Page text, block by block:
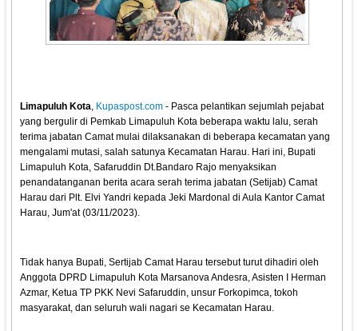
Limapuluh Kota, Kupaspost.com - Pasca pelantikan sejumlah pejabat
yang bergulir di Pemkab Limapuluh Kota beberapa waktu lalu, serah
terima jabatan Camat mulai dilaksanakan di beberapa kecamatan yang
mengalami mutasi, salah satunya Kecamatan Harau. Hari ini, Bupati
Limapuluh Kota, Safaruddin Dt.Bandaro Rajo menyaksikan
penandatanganan berita acara serah terima jabatan (Setijab) Camat
Harau dari Plt. Elvi Yandri kepada Jeki Mardonal di Aula Kantor Camat
Harau, Jum'at (03/11/2023).
Tidak hanya Bupati, Sertijab Camat Harau tersebut turut dihadiri oleh
Anggota DPRD Limapuluh Kota Marsanova Andesra, Asisten I Herman
Azmar, Ketua TP PKK Nevi Safaruddin, unsur Forkopimca, tokoh
masyarakat, dan seluruh wali nagari se Kecamatan Harau.